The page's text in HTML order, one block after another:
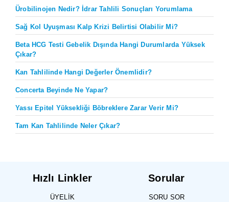
Ürobilinojen Nedir? İdrar Tahlili Sonuçları Yorumlama
Sağ Kol Uyuşması Kalp Krizi Belirtisi Olabilir Mi?
Beta HCG Testi Gebelik Dışında Hangi Durumlarda Yüksek
Çıkar?
Kan Tahlilinde Hangi Değerler Önemlidir?
Concerta Beyinde Ne Yapar?
Yassı Epitel Yüksekliği Böbreklere Zarar Verir Mi?
Tam Kan Tahlilinde Neler Çıkar?
Hızlı Linkler
ÜYELIK
Sorular
SORU SOR